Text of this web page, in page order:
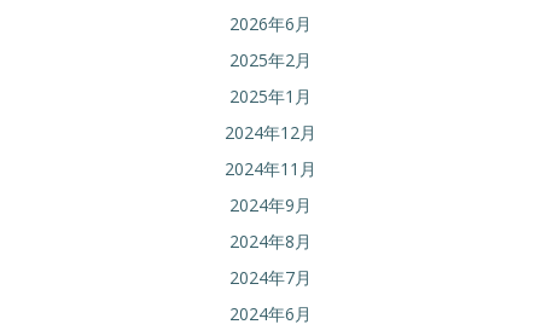
2026年6月
2025年2月
2025年1月
2024年12月
2024年11月
2024年9月
2024年8月
2024年7月
2024年6月